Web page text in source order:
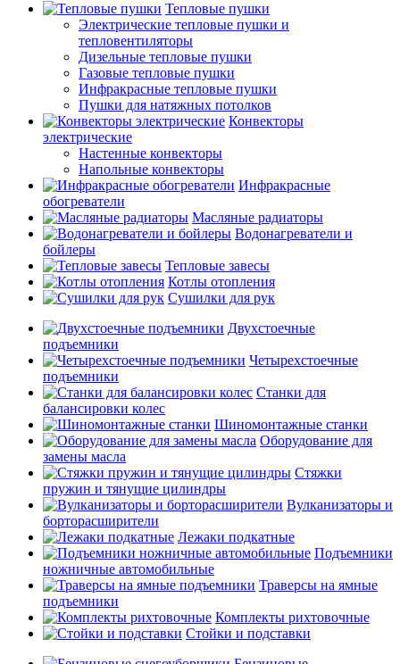
Тепловые пушки
Электрические тепловые пушки и
тепловентиляторы
Дизельные тепловые пушки
Газовые тепловые пушки
Инфракрасные тепловые пушки
Пушки для натяжных потолков
Конвекторы
электрические
Настенные конвекторы
Напольные конвекторы
Инфракрасные
обогреватели
Масляные радиаторы
Водонагреватели и
бойлеры
Тепловые завесы
Котлы отопления
Сушилки для рук
Двухстоечные
подъемники
Четырехстоечные
подъемники
Станки для
балансировки колес
Шиномонтажные станки
Оборудование для
замены масла
Стяжки
пружин и тянущие цилиндры
Вулканизаторы и
борторасширители
Лежаки подкатные
Подъемники
ножничные автомобильные
Траверсы на ямные
подъемники
Комплекты рихтовочные
Стойки и подставки